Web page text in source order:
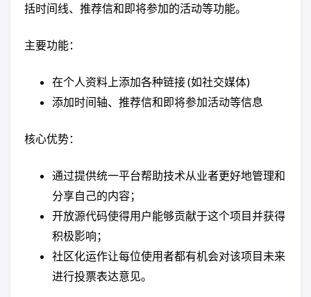
括时间线、推荐信和即将参加的活动等功能。
主要功能：
在个人资料上添加各种链接 (如社交媒体)
添加时间轴、推荐信和即将参加活动等信息
核心优势：
通过提供统一平台帮助技术从业者更好地管理和
分享自己的内容；
开放源代码使得用户能够贡献于这个项目并获得
积极影响；
社区化运作让每位使用者都有机会对该项目未来
进行投票表达意见。